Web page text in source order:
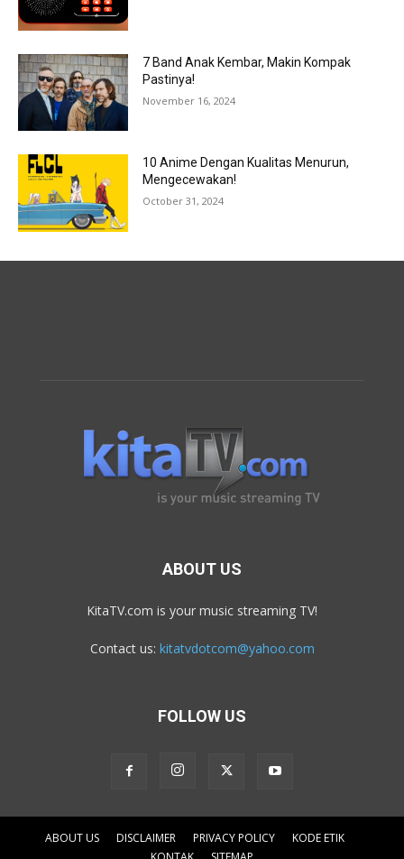
7 Band Anak Kembar, Makin Kompak
Pastinya!
November 16, 2024
10 Anime Dengan Kualitas Menurun,
Mengecewakan!
October 31, 2024
ABOUT US
KitaTV.com is your music streaming TV!
Contact us: kitatvdotcom@yahoo.com
FOLLOW US
ABOUT US DISCLAIMER PRIVACY POLICY
KODE ETIK